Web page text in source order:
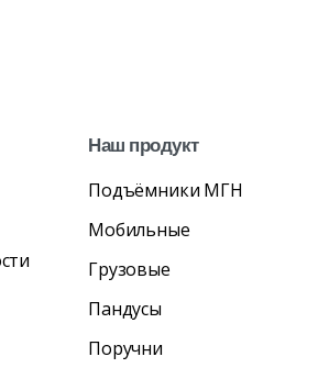
Наш продукт
Подъёмники МГН
Мобильные
Грузовые
Пандусы
Поручни